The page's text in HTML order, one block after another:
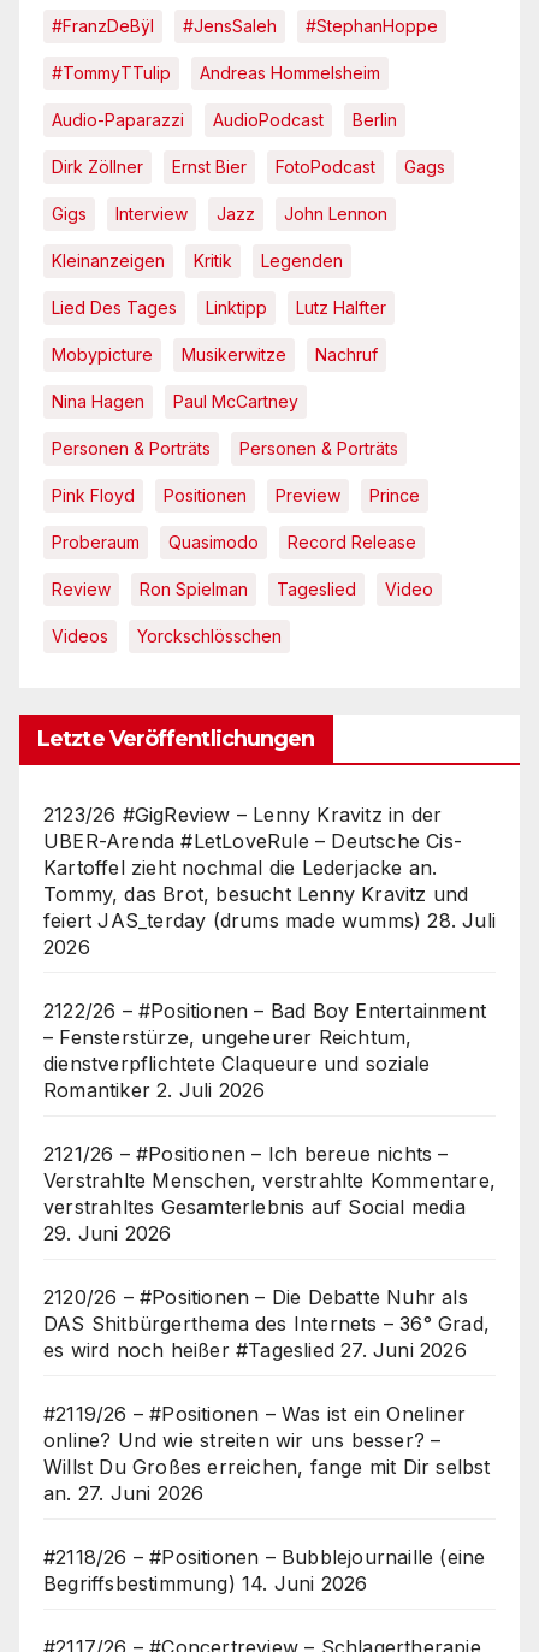
#FranzDeBÿl #JensSaleh #StephanHoppe
#TommyTTulip Andreas Hommelsheim
Audio-Paparazzi AudioPodcast Berlin
Dirk Zöllner Ernst Bier FotoPodcast Gags
Gigs Interview Jazz John Lennon
Kleinanzeigen Kritik Legenden
Lied Des Tages Linktipp Lutz Halfter
Mobypicture Musikerwitze Nachruf
Nina Hagen Paul McCartney
Personen & Porträts Personen & Porträts
Pink Floyd Positionen Preview Prince
Proberaum Quasimodo Record Release
Review Ron Spielman Tageslied Video
Videos Yorckschlösschen
Letzte Veröffentlichungen
2123/26 #GigReview – Lenny Kravitz in der
UBER-Arenda #LetLoveRule – Deutsche Cis-
Kartoffel zieht nochmal die Lederjacke an.
Tommy, das Brot, besucht Lenny Kravitz und
feiert JAS_terday (drums made wumms) 28. Juli
2026
2122/26 – #Positionen – Bad Boy Entertainment
– Fensterstürze, ungeheurer Reichtum,
dienstverpflichtete Claqueure und soziale
Romantiker 2. Juli 2026
2121/26 – #Positionen – Ich bereue nichts –
Verstrahlte Menschen, verstrahlte Kommentare,
verstrahltes Gesamterlebnis auf Social media
29. Juni 2026
2120/26 – #Positionen – Die Debatte Nuhr als
DAS Shitbürgerthema des Internets – 36° Grad,
es wird noch heißer #Tageslied 27. Juni 2026
#2119/26 – #Positionen – Was ist ein Oneliner
online? Und wie streiten wir uns besser? –
Willst Du Großes erreichen, fange mit Dir selbst
an. 27. Juni 2026
#2118/26 – #Positionen – Bubblejournaille (eine
Begriffsbestimmung) 14. Juni 2026
#2117/26 – #Concertreview – Schlagertherapie